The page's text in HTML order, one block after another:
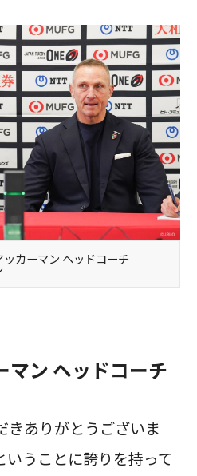
カーマン ヘッドコーチ
マン ヘッドコーチ
きありがとうございま
いうことに誇りを持って